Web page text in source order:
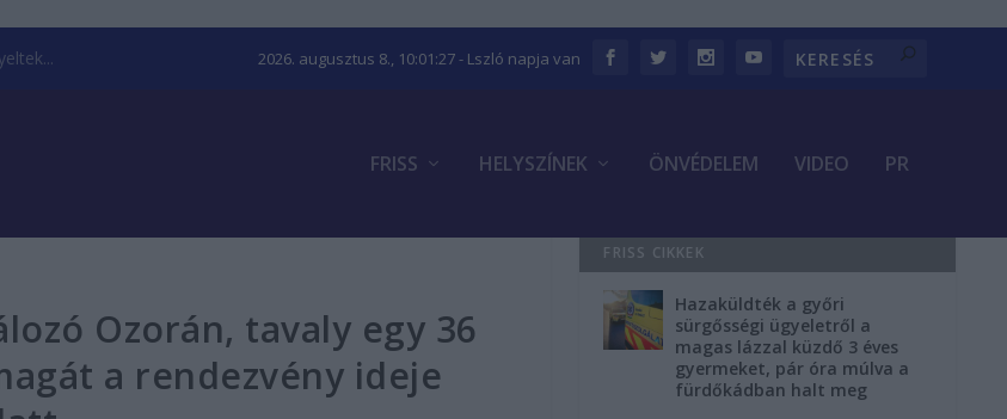
2026. augusztus 8., 10:01:28- Lszló napja van
FRISS HELYSZÍNEK ÖNVÉDELEM VIDEO PR
Ozorán, tavaly egy 36
a rendezvény ideje
FRISS CIKKEK
Hazaküldték a győri
sürgősségi ügyeletről a
magas lázzal küzdő 3 éves
gyermeket, pár óra múlva a
fürdőkádban halt meg